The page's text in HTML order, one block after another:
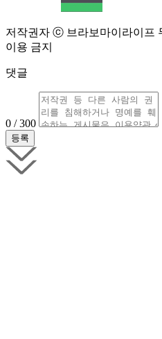
저작권자 ⓒ 브라보마이라이프
이용 금지
댓글
0 / 300